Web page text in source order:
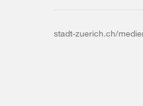
stadt-zuerich.ch/